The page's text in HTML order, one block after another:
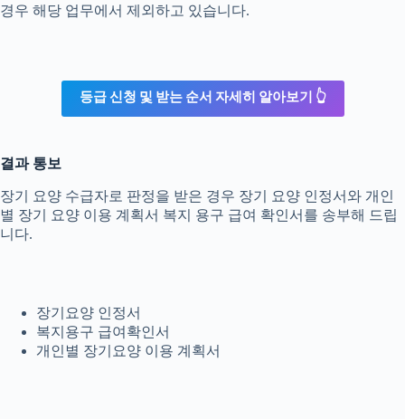
경우 해당 업무에서 제외하고 있습니다.
등급 신청 및 받는 순서 자세히 알아보기 👆
결과 통보
장기 요양 수급자로 판정을 받은 경우 장기 요양 인정서와 개인
별 장기 요양 이용 계획서 복지 용구 급여 확인서를 송부해 드립
니다.
장기요양 인정서
복지용구 급여확인서
개인별 장기요양 이용 계획서